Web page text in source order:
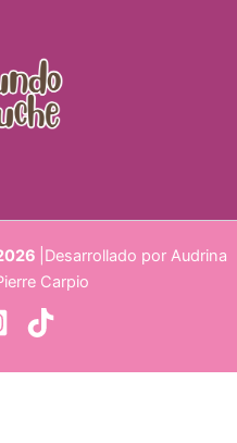
|Desarrollado por Audrina
Carpio